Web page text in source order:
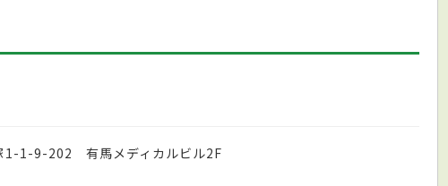
1-1-9-202 有馬メディカルビル2F